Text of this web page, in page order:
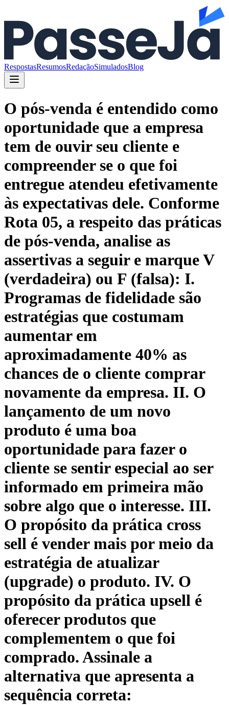
RespostasResumosRedaçãoSimuladosBlog
O pós-venda é entendido como
oportunidade que a empresa
tem de ouvir seu cliente e
compreender se o que foi
entregue atendeu efetivamente
às expectativas dele. Conforme
Rota 05, a respeito das práticas
de pós-venda, analise as
assertivas a seguir e marque V
(verdadeira) ou F (falsa): I.
Programas de fidelidade são
estratégias que costumam
aumentar em
aproximadamente 40% as
chances de o cliente comprar
novamente da empresa. II. O
lançamento de um novo
produto é uma boa
oportunidade para fazer o
cliente se sentir especial ao ser
informado em primeira mão
sobre algo que o interesse. III.
O propósito da prática cross
sell é vender mais por meio da
estratégia de atualizar
(upgrade) o produto. IV. O
propósito da prática upsell é
oferecer produtos que
complementem o que foi
comprado. Assinale a
alternativa que apresenta a
sequência correta: